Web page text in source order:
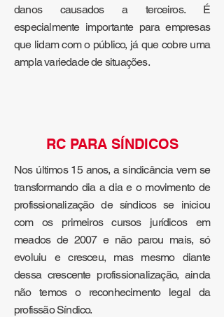
danos causados a terceiros. É
especialmente importante para empresas
que lidam com o público, já que cobre uma
ampla variedade de situações.
RC PARA SÍNDICOS
Nos últimos 15 anos, a sindicância vem se
transformando dia a dia e o movimento de
profissionalização de síndicos se iniciou
com os primeiros cursos jurídicos em
meados de 2007 e não parou mais, só
evoluiu e cresceu, mas mesmo diante
dessa crescente profissionalização, ainda
não temos o reconhecimento legal da
profissão Síndico.